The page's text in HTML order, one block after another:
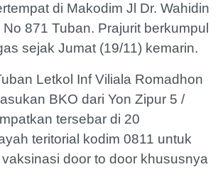
di Makodim Jl Dr. Wahidin
871 Tuban. Prajurit berkumpul
sejak Jumat (19/11) kemarin.
Letkol Inf Viliala Romadhon
BKO dari Yon Zipur 5 /
tersebar di 20
teritorial kodim 0811 untuk
door to door khususnya